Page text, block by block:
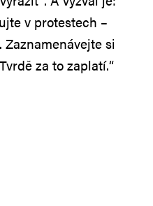
v protestech –
si
za to zaplatí.“